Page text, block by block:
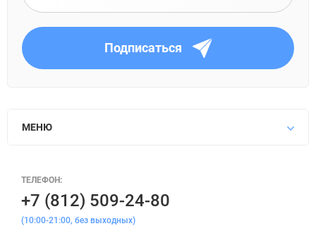
Подписаться
МЕНЮ
ТЕЛЕФОН:
+7 (812) 509-24-80
(10:00-21:00, без выходных)